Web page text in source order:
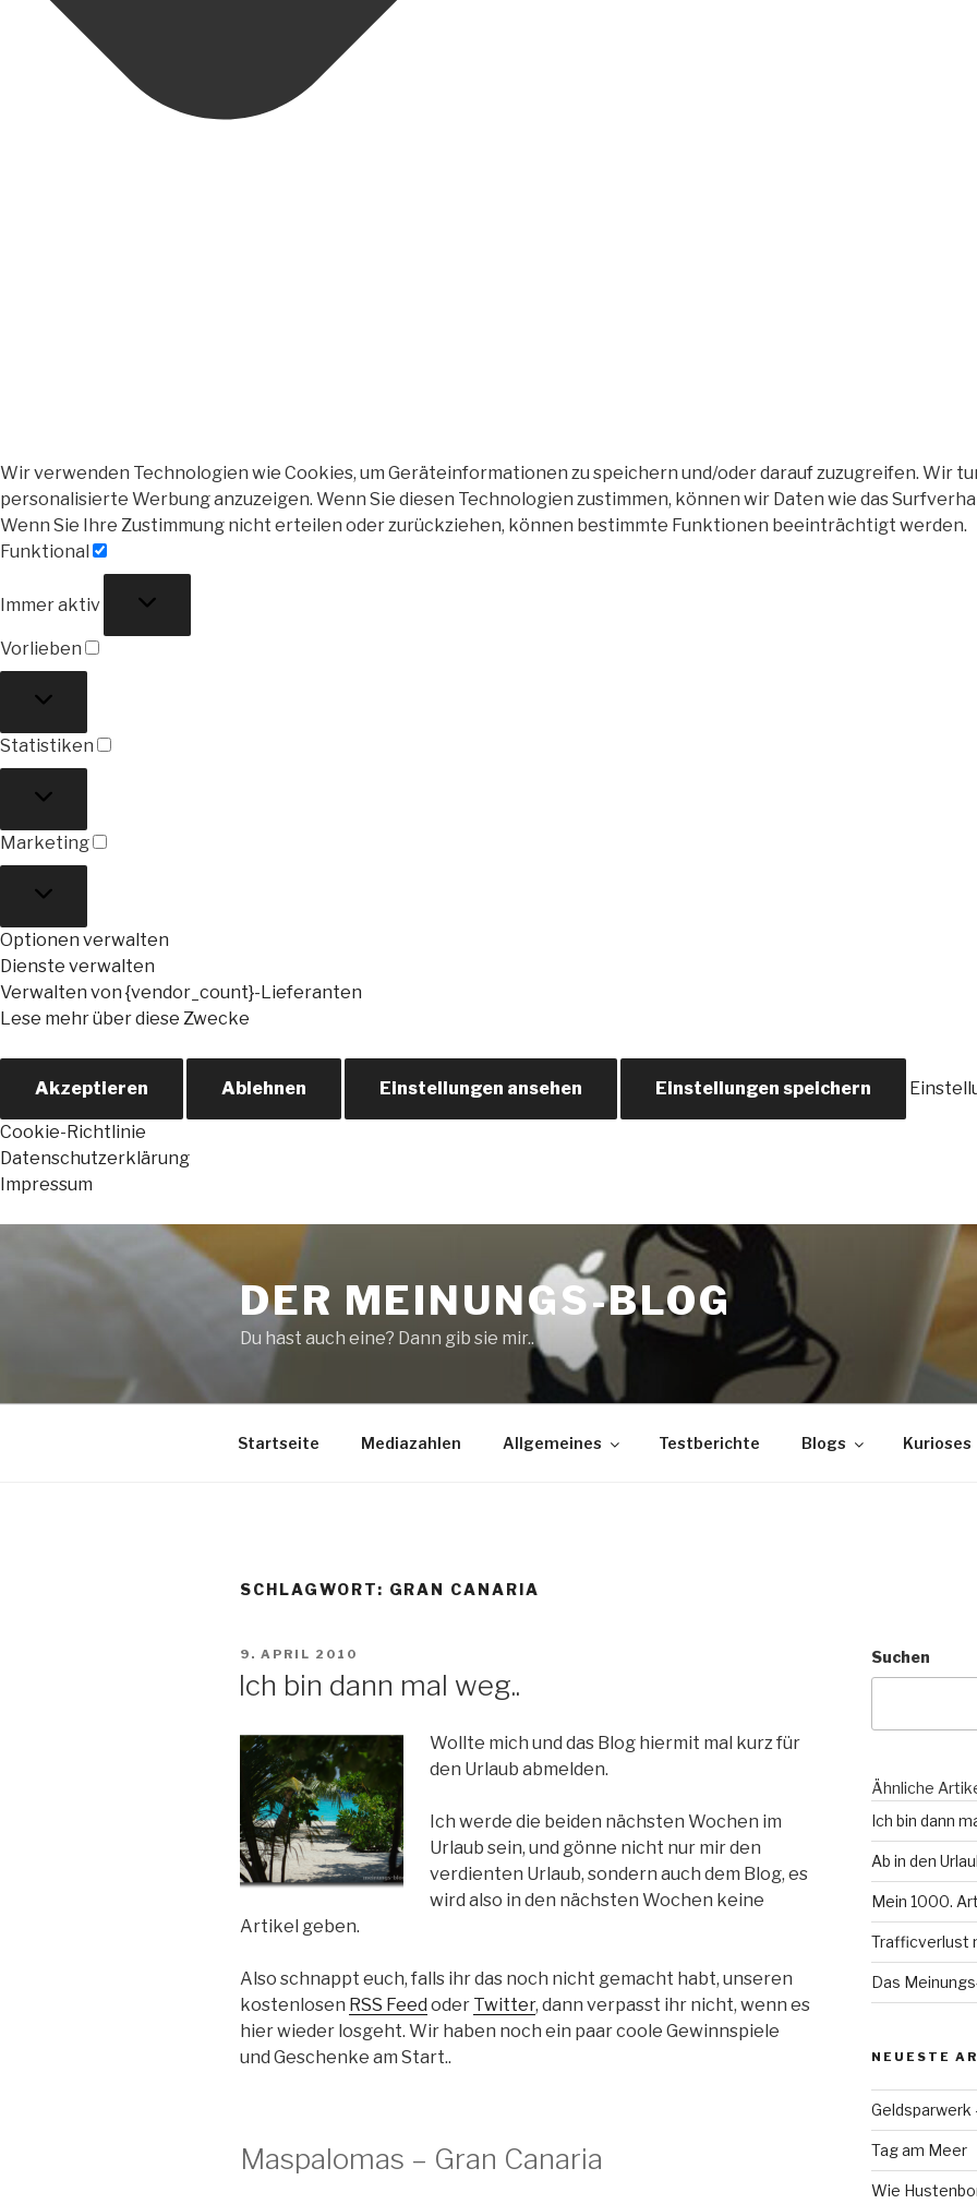
Wir verwenden Technologien wie Cookies, um Geräteinformationen zu speichern und/oder darauf zuzugreifen. Wir
personalisierte Werbung anzuzeigen. Wenn Sie diesen Technologien zustimmen, können wir Daten wie das
Wenn Sie Ihre Zustimmung nicht erteilen oder zurückziehen, können bestimmte Funktionen beeinträchtigt werden.
Funktional
Immer aktiv
Vorlieben
Statistiken
Marketing
Optionen verwalten
Dienste verwalten
Verwalten von {vendor_count}-Lieferanten
Lese mehr über diese Zwecke
Akzeptieren Ablehnen Einstellungen ansehen Einstellungen speichern
Cookie-Richtlinie
Datenschutzerklärung
Impressum
springen
DER MEINUNGS-BLOG
Du hast auch eine? Dann gib sie mir..
Startseite Mediazahlen Allgemeines Testberichte Blogs Kurioses
SCHLAGWORT: GRAN CANARIA
VERÖFFENTLICHT
9. APRIL 2010
Ich bin dann mal weg..
Wollte mich und das Blog hiermit mal kurz für
den Urlaub abmelden.
Ich werde die beiden nächsten Wochen im
Urlaub sein, und gönne nicht nur mir den
verdienten Urlaub, sondern auch dem Blog, es
wird also in den nächsten Wochen keine
Artikel geben.
Also schnappt euch, falls ihr das noch nicht gemacht habt, unseren
kostenlosen RSS Feed oder Twitter, dann verpasst ihr nicht, wenn es
hier wieder losgeht. Wir haben noch ein paar coole Gewinnspiele
und Geschenke am Start..
Maspalomas – Gran Canaria
Suchen
Ähnliche
Ich bin dann
Ab in den
Mein 1000.
Trafficverlust
Das
NEUESTE
Geldsparwerk
Tag am Meer
Wie